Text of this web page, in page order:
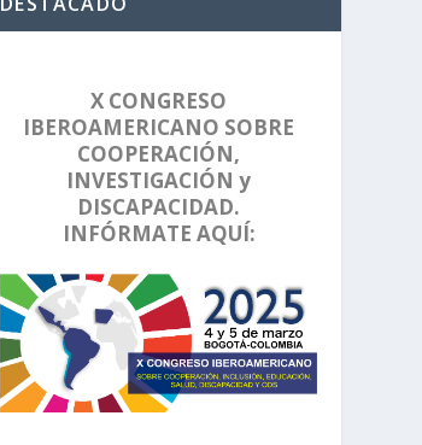
X CONGRESO
IBEROAMERICANO SOBRE
COOPERACIÓN,
INVESTIGACIÓN y
DISCAPACIDAD.
INFÓRMATE AQUÍ: